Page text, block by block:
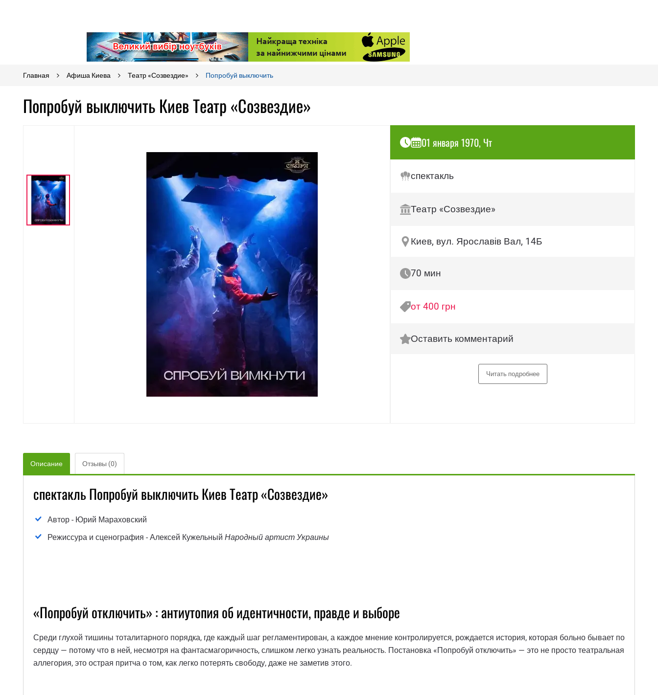
Главная Афиша Киева Театр «Созвездие» Попробуй выключить
Попробуй выключить Киев Театр «Созвездие»
01 января 1970, Чт
спектакль
Театр «Созвездие»
Киев, вул. Ярославів Вал, 14Б
70 мин
от 400 грн
Оставить комментарий
Читать подробнее
Описание Отзывы (0)
спектакль Попробуй выключить Киев Театр «Созвездие»
Автор - Юрий Мараховский
Режиссура и сценография - Алексей Кужельный Народный артист Украины
«Попробуй отключить» : антиутопия об идентичности, правде и выборе
Среди глухой тишины тоталитарного порядка, где каждый шаг регламентирован, а каждое мнение контролируется, рождается история, которая больно бывает по
сердцу — потому что в ней, несмотря на фантасмагоричность, слишком легко узнать реальность. Постановка «Попробуй отключить» — это не просто театральная
аллегория, это острая притча о том, как легко потерять свободу, даже не заметив этого.